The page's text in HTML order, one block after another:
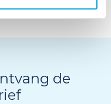
de